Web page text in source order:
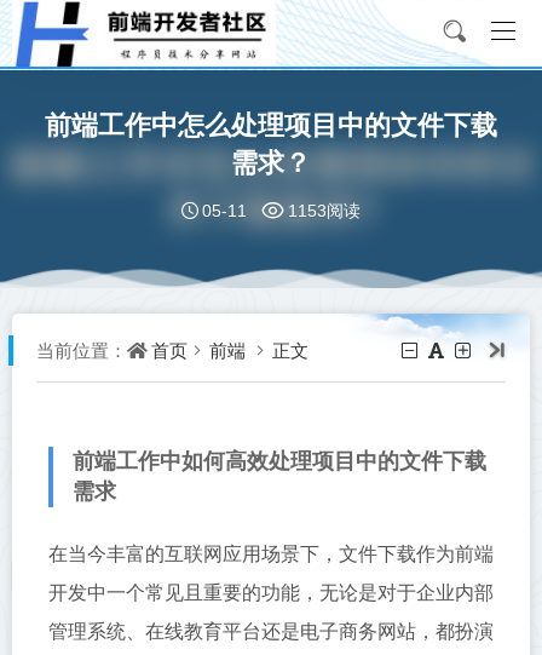
前端工作中怎么处理项目中的文件下载
需求？
05-11 1153阅读
当前位置： 首页 前端 正文
前端工作中如何高效处理项目中的文件下载
需求
在当今丰富的互联网应用场景下，文件下载作为前端
开发中一个常见且重要的功能，无论是对于企业内部
管理系统、在线教育平台还是电子商务网站，都扮演